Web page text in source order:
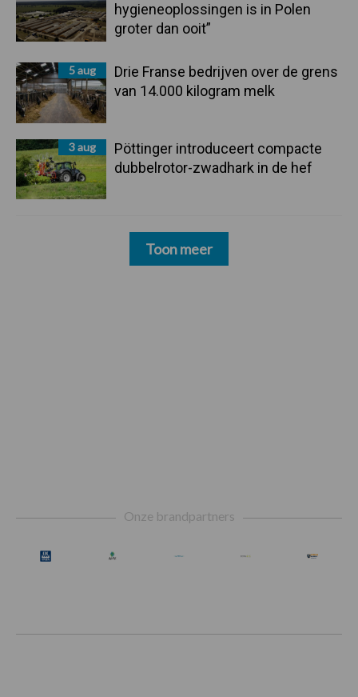
hygieneoplossingen is in Polen
groter dan ooit”
5 aug
Drie Franse bedrijven over de grens
van 14.000 kilogram melk
3 aug
Pöttinger introduceert compacte
dubbelrotor-zwadhark in de hef
Toon meer
Onze brandpartners